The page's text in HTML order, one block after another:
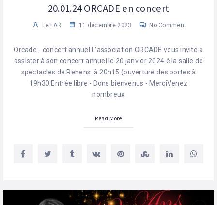
20.01.24 ORCADE en concert
Le FAR 11 décembre 2023 No Comment
Orcade - concert annuel L'association ORCADE vous invite à
assister à son concert annuel le 20 janvier 2024 é la salle de
spectacles de Renens à 20h15 (ouverture des portes à
19h30.Entrée libre - Dons bienvenus - MerciVenez
nombreux
Read More